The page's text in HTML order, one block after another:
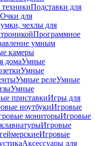
Подставки для
Очки для
чехлы для
Программное
умным
камеры
домаУмные
Умные
Умные релеУмные
Умные
приставкиИгры для
ноутбукиИгровые
мониторыИгровые
Игровые
Игровые
Аксессуары для